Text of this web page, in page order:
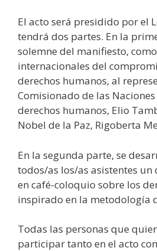
El acto será presidido por el
tendrá dos partes. En la
solemne del manifiesto,
internacionales del
derechos humanos, al
Comisionado de las
derechos humanos, Elio
Nobel de la Paz, Rigoberta
En la segunda parte, se
todos/as los/as asistentes
en café-coloquio sobre los
inspirado en la metodología
Todas las personas que
participar tanto en el acto